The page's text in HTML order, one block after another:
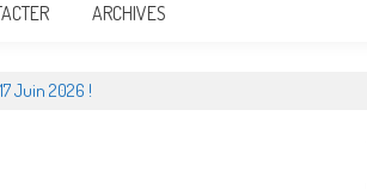
ARCHIVES
Juin 2026 !